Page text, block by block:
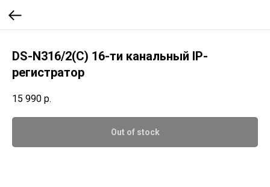
DS-N316/2(C) 16-ти канальный IP-
регистратор
15 990 р.
Out of stock